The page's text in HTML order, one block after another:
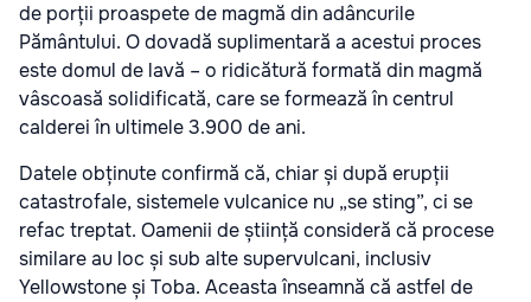
de porții proaspete de magmă din adâncurile
Pământului. O dovadă suplimentară a acestui proces
este domul de lavă – o ridicătură formată din magmă
vâscoasă solidificată, care se formează în centrul
calderei în ultimele 3.900 de ani.
Datele obținute confirmă că, chiar și după erupții
catastrofale, sistemele vulcanice nu „se sting”, ci se
refac treptat. Oamenii de știință consideră că procese
similare au loc și sub alte supervulcani, inclusiv
Yellowstone și Toba. Aceasta înseamnă că astfel de